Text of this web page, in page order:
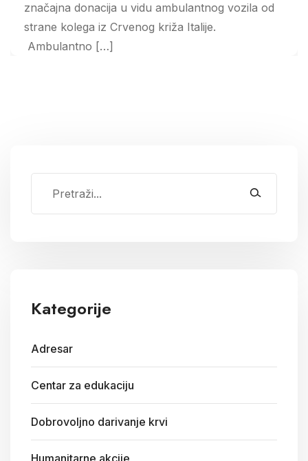
Kategorije
Adresar
Centar za edukaciju
Dobrovoljno darivanje krvi
značajna donacija u vidu ambulantnog vozila od
strane kolega iz Crvenog križa Italije.
Ambulantno […]